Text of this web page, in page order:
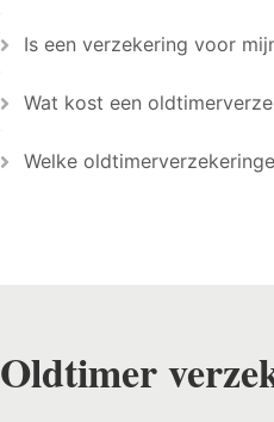
Is een verzekering voor
Wat kost een
Welke
Oldtimer